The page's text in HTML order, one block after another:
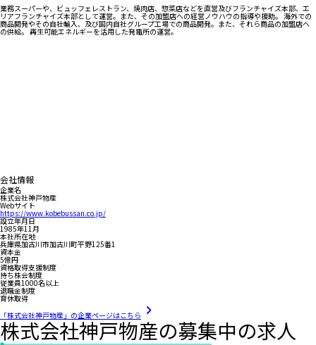
業務スーパーや、ビュッフェレストラン、焼肉店、惣菜店などを直営及びフランチャイズ本部、エ
リアフランチャイズ本部として運営。また、その加盟店への経営ノウハウの指導や援助。 海外での
商品開発やその自社輸入、及び国内自社グループ工場での商品開発。また、それら商品の加盟店へ
の供給。 再生可能エネルギーを活用した発電所の運営。
会社情報
企業名
株式会社神戸物産
Webサイト
https://www.kobebussan.co.jp/
設立年月日
1985年11月
本社所在地
兵庫県加古川市加古川町平野125番1
資本金
5億円
資格取得支援制度
持ち株会制度
従業員1000名以上
退職金制度
育休取得
「株式会社神戸物産」の企業ページはこちら
株式会社神戸物産の募集中の求人